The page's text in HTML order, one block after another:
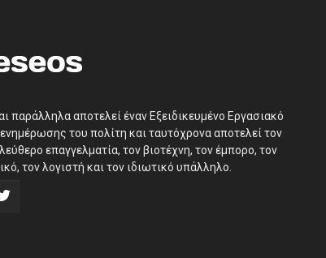
αποτελεί έναν Εξειδικευμένο Εργασιακό
του πολίτη και ταυτόχρονα αποτελεί τον
επαγγελματία, τον βιοτέχνη, τον έμπορο, τον
τον λογιστή και τον ιδιωτικό υπάλληλο.